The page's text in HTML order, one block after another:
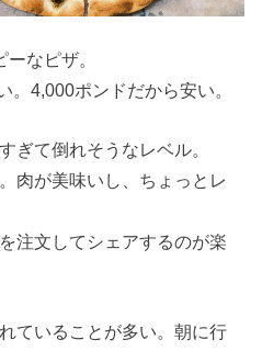
なピザ。
。4,000ポンドだから安い。
ぎて倒れそうなレベル。
肉が美味いし、ちょっとレ
注文してシェアするのが楽
ていることが多い。朝に行